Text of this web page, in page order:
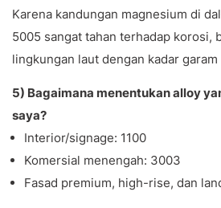
Karena kandungan magnesium di
5005 sangat tahan terhadap korosi,
lingkungan laut dengan kadar
5) Bagaimana menentukan alloy
saya?
Interior/signage: 1100
Komersial menengah: 3003
Fasad premium, high-rise, dan